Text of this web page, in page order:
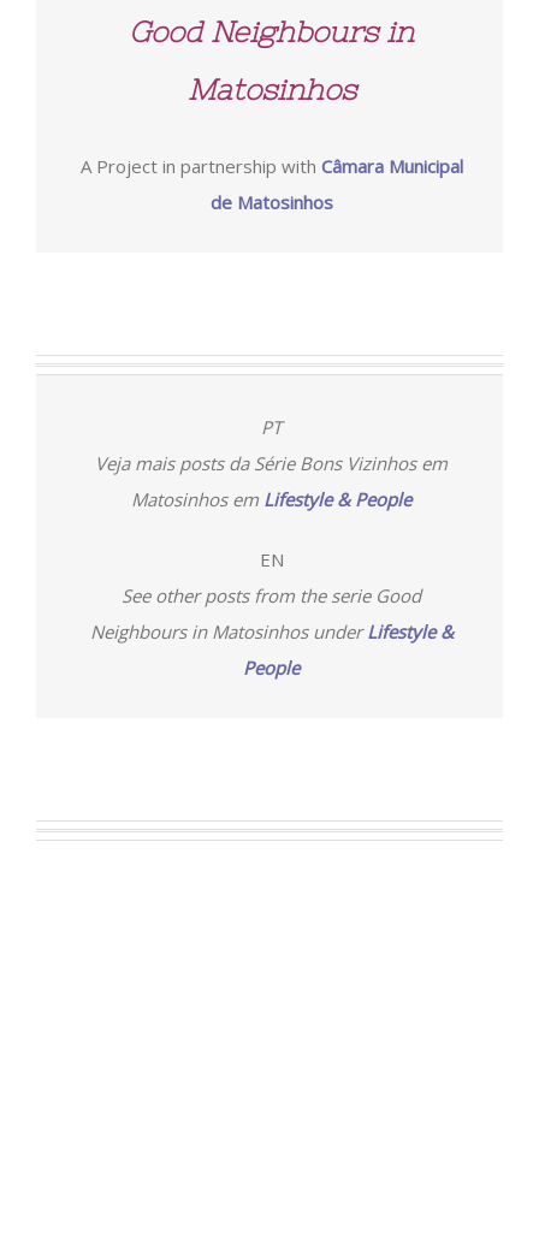
Good Neighbours in
Matosinhos
A Project in partnership with Câmara Municipal
de Matosinhos
PT
Veja mais posts da Série Bons Vizinhos em
Matosinhos em Lifestyle & People
EN
See other posts from the serie Good
Neighbours in Matosinhos underLifestyle &
People